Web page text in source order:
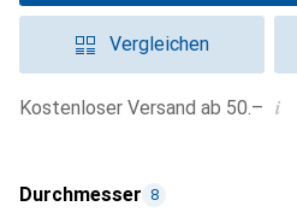
Vergleichen
Kostenloser Versand ab 50.– i
Durchmesser 8